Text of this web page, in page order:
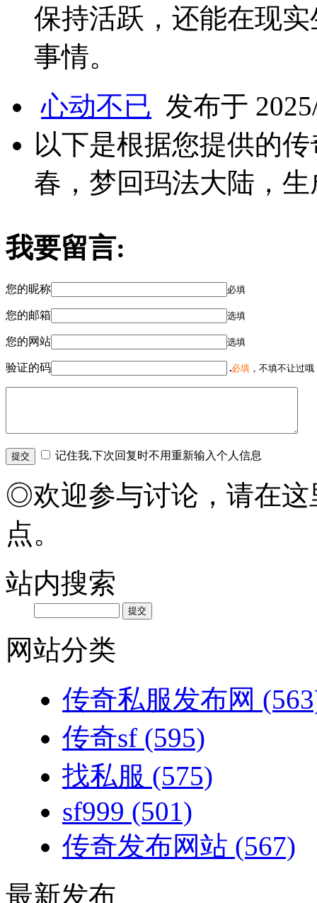
保持活跃，还能在现
事情。
心动不已 发布于
以下是根据您提供的
春，梦回玛法大陆，
我要留言:
您的昵称 必填
您的邮箱 选填
您的网站 选填
验证的码 必填 ，不填不让过
记住我,下次回复时不用重新输入个人信息
◎欢迎参与讨论，请在这
点。
站内搜索
网站分类
传奇私服发布网
传奇sf (595)
找私服 (575)
sf999 (501)
传奇发布网站 (567)
最新发布